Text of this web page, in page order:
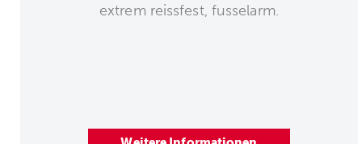
extrem reissfest, fusselarm.